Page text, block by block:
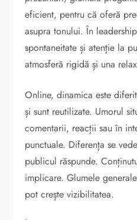
eficient, pentru că oferă
asupra tonului. În
spontaneitate și atenție la
atmosferă rigidă și una
Online, dinamica este
și sunt reutilizate. Umorul
comentarii, reacții sau în
punctuale. Diferența se
publicul răspunde.
implicare. Glumele
pot crește vizibilitatea.